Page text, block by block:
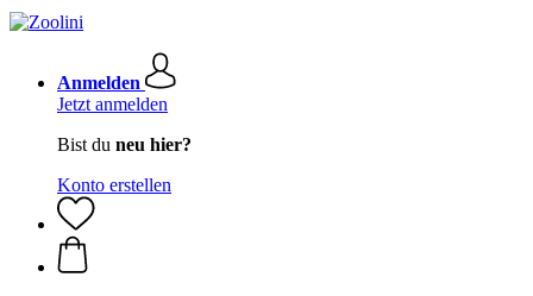
Anmelden
Jetzt anmelden
Bist du neu hier?
Konto erstellen